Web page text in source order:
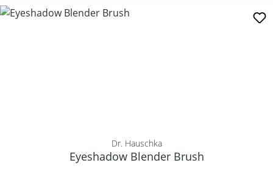
Dr. Hauschka
Eyeshadow Blender Brush